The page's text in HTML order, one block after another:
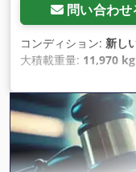
問い合わせ
コンディション: 新し
大積載重量: 11,970 kg
1,800 mm, サスペン
色:その他, 変速方式:
R19,5
, 後輪タイヤサ
クラス:なし, 燃料:
ク・ブレーキ・シス